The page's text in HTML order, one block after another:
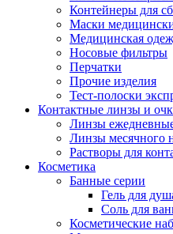
Контейнеры для
Маски
Медицинская
Носовые фильтры
Перчатки
Прочие изделия
Тест-полоски
Контактные линзы и
Линзы
Линзы месячного
Растворы для
Косметика
Банные серии
Гель для
Соль для
Косметические